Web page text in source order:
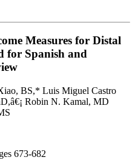
Measures for Distal
for Spanish and
BS,* Luis Miguel Castro
Robin N. Kamal, MD
673-682